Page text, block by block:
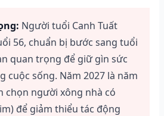
Người tuổi Canh Tuất
56, chuẩn bị bước sang tuổi
quan trọng để giữ gìn sức
cuộc sống. Năm 2027 là năm
chọn người xông nhà có
để giảm thiểu tác động